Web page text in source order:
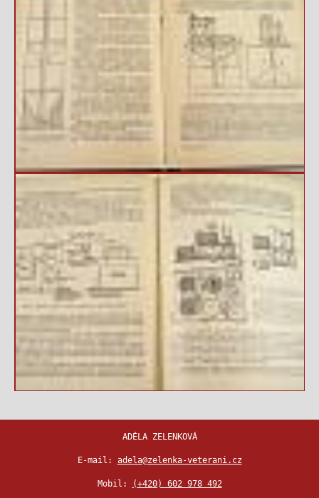
ADÉLA ZELENKOVÁ
E-mail: adela@zelenka-veterani.cz
Mobil: (+420) 602 978 492